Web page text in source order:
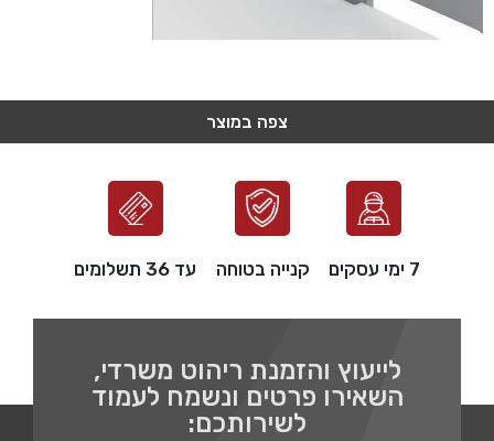
צפה במוצר
צפה במוצר
צפה במוצר
צפה במוצר
צפה במוצר
7 ימי עסקים קנייה בטוחה עד 36 תשלומים
לייעוץ והזמנת ריהוט משרדי,
השאירו פרטים ונשמח לעמוד
לשירותכם: